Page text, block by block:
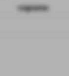
cognome